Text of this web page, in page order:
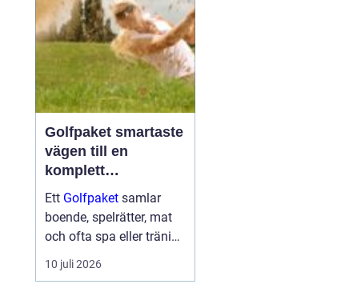
Golfpaket smartaste
vägen till en
komplett
golfupplevelse
Ett Golfpaket samlar
boende, spelrätter, mat
och ofta spa eller träning
i en och samma
bokning. För dig som vill
10 juli 2026